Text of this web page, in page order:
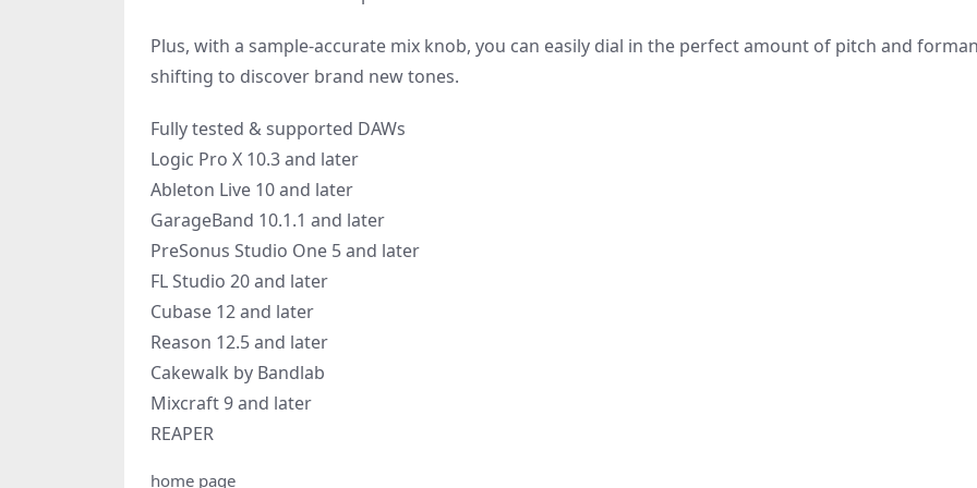
Plus, with a sample-accurate mix knob, you can easily dial in the perfect amount of pitch and
shifting to discover brand new tones.
Fully tested & supported DAWs
Logic Pro X 10.3 and later
Ableton Live 10 and later
GarageBand 10.1.1 and later
PreSonus Studio One 5 and later
FL Studio 20 and later
Cubase 12 and later
Reason 12.5 and later
Cakewalk by Bandlab
Mixcraft 9 and later
REAPER
home page